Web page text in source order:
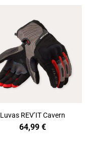
Luvas REV’IT Cavern
64,99€